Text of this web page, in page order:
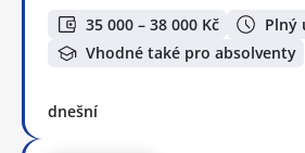
35 000 – 38 000 Kč
Plný
Vhodné také pro absolventy
dnešní